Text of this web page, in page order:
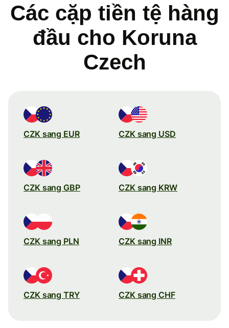
Các cặp tiền tệ hàng
đầu cho Koruna
Czech
CZK sang EUR CZK sang USD
CZK sang GBP CZK sang KRW
CZK sang PLN CZK sang INR
CZK sang TRY CZK sang CHF